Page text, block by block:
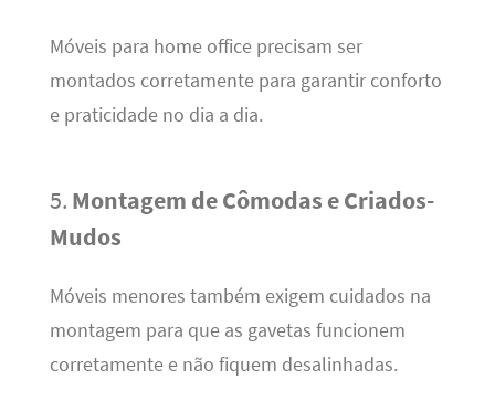
Móveis para home office precisam ser
montados corretamente para garantir conforto
e praticidade no dia a dia.
5. Montagem de Cômodas e Criados-
Mudos
Móveis menores também exigem cuidados na
montagem para que as gavetas funcionem
corretamente e não fiquem desalinhadas.